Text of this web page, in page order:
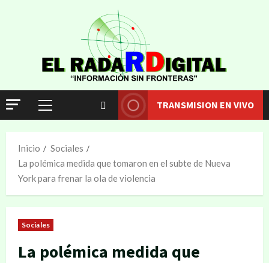
TRANSMISION EN VIVO
Inicio
Sociales
La polémica medida que tomaron en el subte de Nueva
York para frenar la ola de violencia
Sociales
La polémica medida que